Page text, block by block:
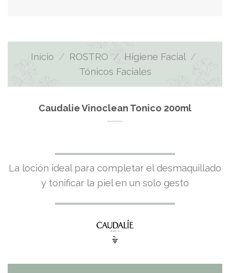
Inicio / ROSTRO / Higiene Facial /
Tónicos Faciales
Caudalie Vinoclean Tonico 200ml
El
precio
original
era:
16,90€.
El
precio
actual
es:
12,68€.
La loción ideal para completar el desmaquillado
y tonificar la piel en un solo gesto